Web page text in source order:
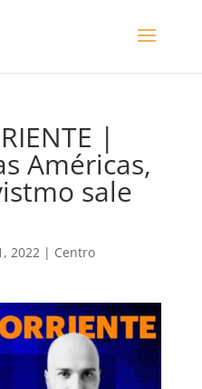
|
Américas,
sale
2022| Centro